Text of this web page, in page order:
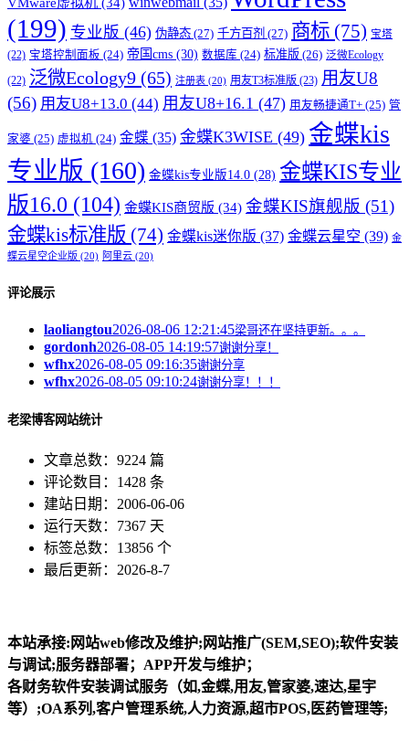
(199) 专业版 (46) 伪静态 (27) 千方百剂 (27) 商标 (75) 宝塔
(22) 宝塔控制面板 (24) 帝国cms (30) 数据库 (24) 标准版 (26) 泛微Ecology
(22) 泛微Ecology9 (65) 注册表 (20) 用友T3标准版 (23) 用友U8
(56) 用友U8+13.0 (44) 用友U8+16.1 (47) 用友畅捷通T+ (25) 管
家婆 (25) 虚拟机 (24) 金蝶 (35) 金蝶K3WISE (49) 金蝶kis
专业版 (160) 金蝶kis专业版14.0 (28) 金蝶KIS专业
版16.0 (104) 金蝶KIS商贸版 (34) 金蝶KIS旗舰版 (51)
金蝶kis标准版 (74) 金蝶kis迷你版 (37) 金蝶云星空 (39) 金
蝶云星空企业版 (20) 阿里云 (20)
评论展示
laoliangtou2026-08-06 12:21:45梁哥还在坚持更新。。。
gordonh2026-08-05 14:19:57谢谢分享！
wfhx2026-08-05 09:16:35谢谢分享
wfhx2026-08-05 09:10:24谢谢分享！！！
老梁博客网站统计
文章总数：9224 篇
评论数目：1428 条
建站日期：2006-06-06
运行天数：7367 天
标签总数：13856 个
最后更新：2026-8-7
本站承接:网站web修改及维护;网站推广(SEM,SEO);软件安装
与调试;服务器部署；APP开发与维护；
各财务软件安装调试服务（如,金蝶,用友,管家婆,速达,星宇
等）;OA系列,客户管理系统,人力资源,超市POS,医药管理等;